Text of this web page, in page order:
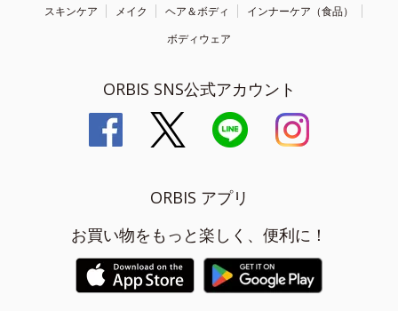
スキンケア メイク ヘア＆ボディ
インナーケア（食品）
ボディウェア
ORBIS SNS公式アカウント
ORBIS アプリ
お買い物をもっと楽しく、便利に！